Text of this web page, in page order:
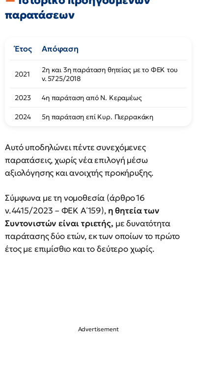
παρατάσεων
Έτος Απόφαση
2021
2η και 3η παράταση θητείας με το ΦΕΚ του
ν. 5725/2018
2023 4η παράταση από Ν. Κεραμέως
2024 5η παράταση επί Κυρ. Πιερρακάκη
Αυτό υποδηλώνει πέντε συνεχόμενες
παρατάσεις, χωρίς νέα επιλογή μέσω
αξιολόγησης και ανοιχτής προκήρυξης.
Σύμφωνα με τη νομοθεσία (άρθρο 16
ν. 4415/2023 – ΦΕΚ Α΄159), η θητεία των
Συντονιστών είναι τριετής, με δυνατότητα
παράτασης δύο ετών, εκ των οποίων το πρώτο
έτος με επιμίσθιο και το δεύτερο χωρίς.